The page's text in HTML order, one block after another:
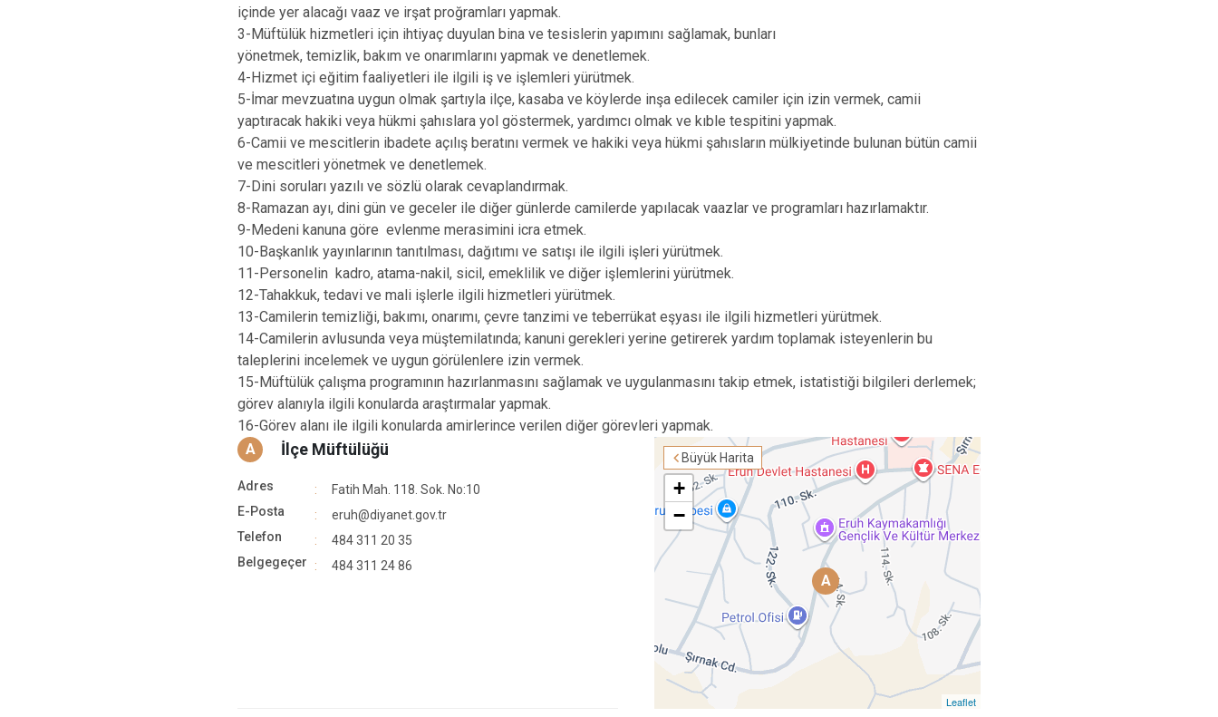
içinde yer alacağı vaaz ve irşat proğramları yapmak.
3-Müftülük hizmetleri için ihtiyaç duyulan bina ve tesislerin yapımını sağlamak, bunları
yönetmek, temizlik, bakım ve onarımlarını yapmak ve denetlemek.
4-Hizmet içi eğitim faaliyetleri ile ilgili iş ve işlemleri yürütmek.
5-İmar mevzuatına uygun olmak şartıyla ilçe, kasaba ve köylerde inşa edilecek camiler için izin vermek, camii
yaptıracak hakiki veya hükmi şahıslara yol göstermek, yardımcı olmak ve kıble tespitini yapmak.
6-Camii ve mescitlerin ibadete açılış beratını vermek ve hakiki veya hükmi şahısların mülkiyetinde bulunan bütün camii
ve mescitleri yönetmek ve denetlemek.
7-Dini soruları yazılı ve sözlü olarak cevaplandırmak.
8-Ramazan ayı, dini gün ve geceler ile diğer günlerde camilerde yapılacak vaazlar ve programları hazırlamaktır.
9-Medeni kanuna göre evlenme merasimini icra etmek.
10-Başkanlık yayınlarının tanıtılması, dağıtımı ve satışı ile ilgili işleri yürütmek.
11-Personelin kadro, atama-nakil, sicil, emeklilik ve diğer işlemlerini yürütmek.
12-Tahakkuk, tedavi ve mali işlerle ilgili hizmetleri yürütmek.
13-Camilerin temizliği, bakımı, onarımı, çevre tanzimi ve teberrükat eşyası ile ilgili hizmetleri yürütmek.
14-Camilerin avlusunda veya müştemilatında; kanuni gerekleri yerine getirerek yardım toplamak isteyenlerin bu
taleplerini incelemek ve uygun görülenlere izin vermek.
15-Müftülük çalışma programının hazırlanmasını sağlamak ve uygulanmasını takip etmek, istatistiği bilgileri derlemek;
görev alanıyla ilgili konularda araştırmalar yapmak.
16-Görev alanı ile ilgili konularda amirlerince verilen diğer görevleri yapmak.
Büyük Harita
A
+
−
Leaflet
A İlçe Müftülüğü
Adres
Fatih Mah. 118. Sok. No:10
E-Posta
eruh@diyanet.gov.tr
Telefon
484 311 20 35
Belgegeçer
484 311 24 86